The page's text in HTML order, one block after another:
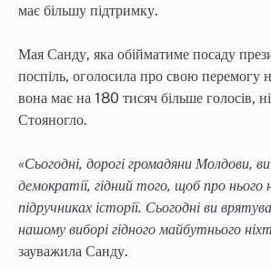
має більшу підтримку.
Мая Санду, яка обійматиме посаду
поспіль, оголосила про свою перемогу
вона має на 180 тисяч більше голосів,
Стояногло.
«Сьогодні, дорогі громадяни Молдови,
демократії, гідний того, щоб про нього
підручниках історії. Сьогодні ви
нашому виборі гідного майбутнього
зауважила Санду.